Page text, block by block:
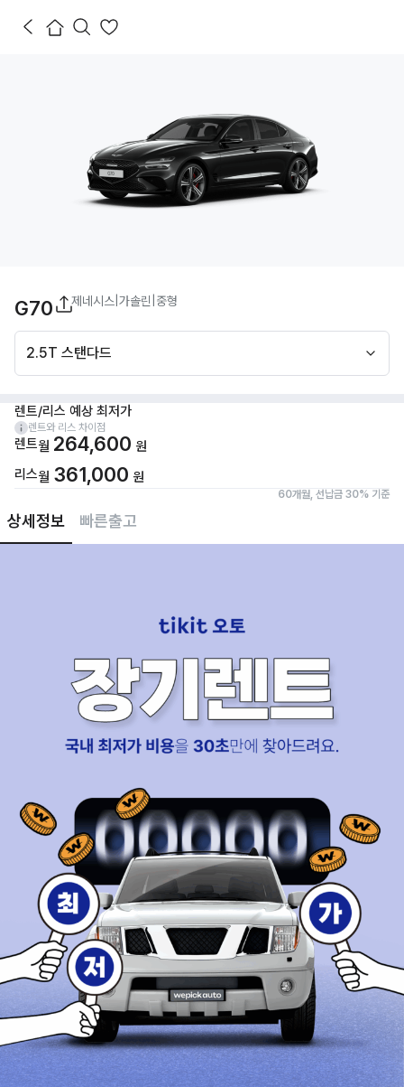
상세정보 빠른출고
G70 제네시스 |가솔린 중형
2.5T 스탠다드
렌트/리스 예상 최저가
렌트와 리스 차이점
렌트월 264,600 원
리스월 361,000 원
60개월, 선납금 30% 기준